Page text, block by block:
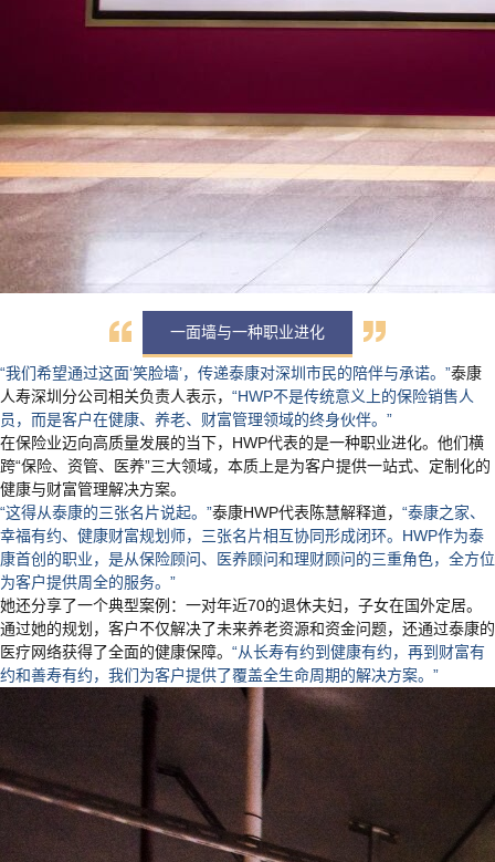
一面墙与一种职业进化
“我们希望通过这面‘笑脸墙’，传递泰康对深圳市民的陪伴与承诺。”泰康
人寿深圳分公司相关负责人表示， “HWP不是传统意义上的保险销售人
员，而是客户在健康、养老、财富管理领域的终身伙伴。”
在保险业迈向高质量发展的当下，HWP代表的是一种职业进化。他们横
跨“保险、资管、医养”三大领域，本质上是为客户提供一站式、定制化的
健康与财富管理解决方案。
“这得从泰康的三张名片说起。”泰康HWP代表陈慧解释道， “泰康之家、
幸福有约、健康财富规划师，三张名片相互协同形成闭环。HWP作为泰
康首创的职业，是从保险顾问、医养顾问和理财顾问的三重角色，全方位
为客户提供周全的服务。”
她还分享了一个典型案例：一对年近70的退休夫妇，子女在国外定居。
通过她的规划，客户不仅解决了未来养老资源和资金问题，还通过泰康的
医疗网络获得了全面的健康保障。 “从长寿有约到健康有约，再到财富有
约和善寿有约，我们为客户提供了覆盖全生命周期的解决方案。”